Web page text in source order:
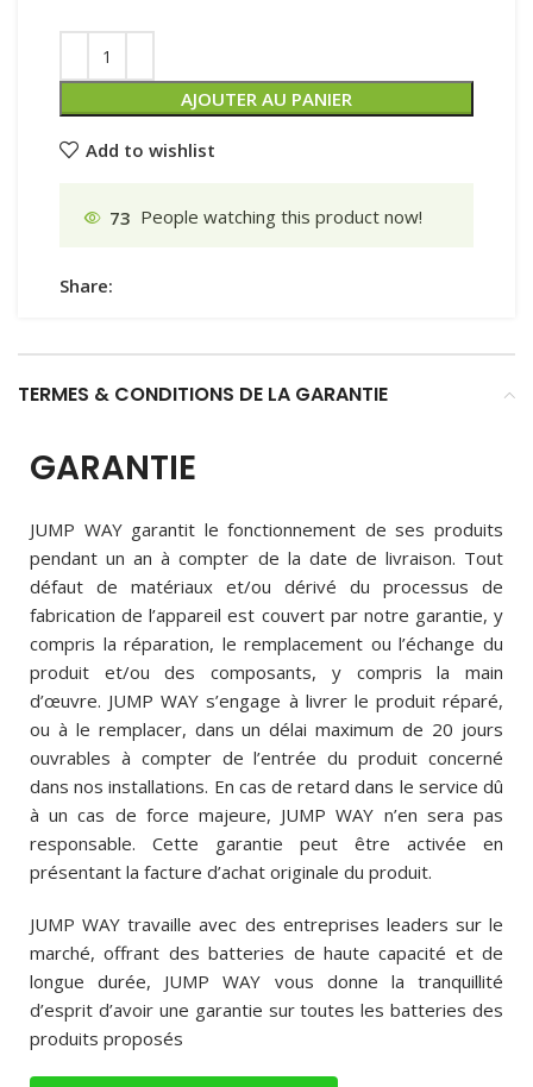
AJOUTER AU PANIER
Add to wishlist
73 People watching this product now!
Share:
TERMES & CONDITIONS DE LA GARANTIE
GARANTIE
JUMP WAY garantit le fonctionnement de ses produits
pendant un an à compter de la date de livraison. Tout
défaut de matériaux et/ou dérivé du processus de
fabrication de l’appareil est couvert par notre garantie, y
compris la réparation, le remplacement ou l’échange du
produit et/ou des composants, y compris la main
d’œuvre. JUMP WAY s’engage à livrer le produit réparé,
ou à le remplacer, dans un délai maximum de 20 jours
ouvrables à compter de l’entrée du produit concerné
dans nos installations. En cas de retard dans le service dû
à un cas de force majeure, JUMP WAY n’en sera pas
responsable. Cette garantie peut être activée en
présentant la facture d’achat originale du produit.
JUMP WAY travaille avec des entreprises leaders sur le
marché, offrant des batteries de haute capacité et de
longue durée, JUMP WAY vous donne la tranquillité
d’esprit d’avoir une garantie sur toutes les batteries des
produits proposés